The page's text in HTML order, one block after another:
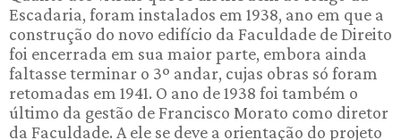
Escadaria, foram instalados em 1938, ano em que a
construção do novo edifício da Faculdade de Direito
foi encerrada em sua maior parte, embora ainda
faltasse terminar o 3º andar, cujas obras só foram
retomadas em 1941. O ano de 1938 foi também o
último da gestão de Francisco Morato como diretor
da Faculdade. A ele se deve a orientação do projeto